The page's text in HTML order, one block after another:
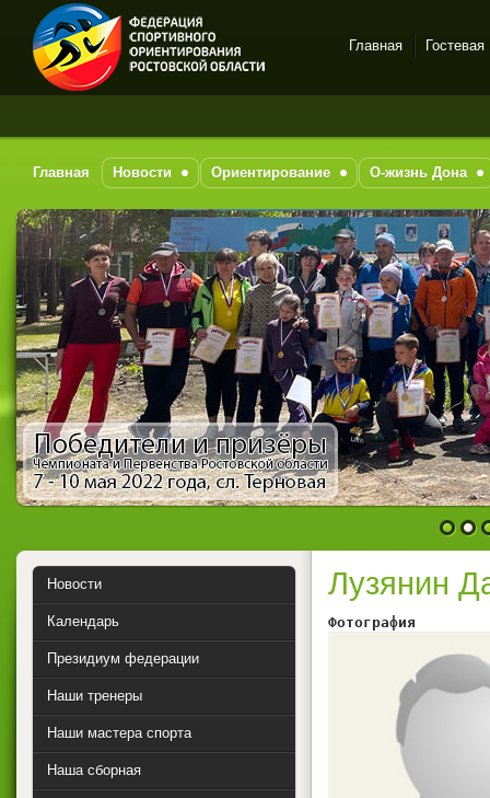
Спортивное
на-Дону
Главная Гостевая
Главная Новости Ориентирование О-жизнь Дона
1 2
Лузянин
Фотография
Новости
Календарь
Президиум федерации
Наши тренеры
Наши мастера спорта
Наша сборная